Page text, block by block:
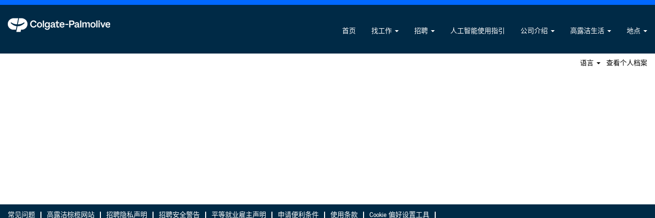
首页 找工作 招聘 人工智能使用指引 公司介绍 高露洁生活 地点
语言 查看个人档案
常见问题 高露洁棕榄网站 招聘隐私声明 招聘安全警告 平等就业雇主声明 申请便利条件 使用条款 Cookie 偏好设置工具